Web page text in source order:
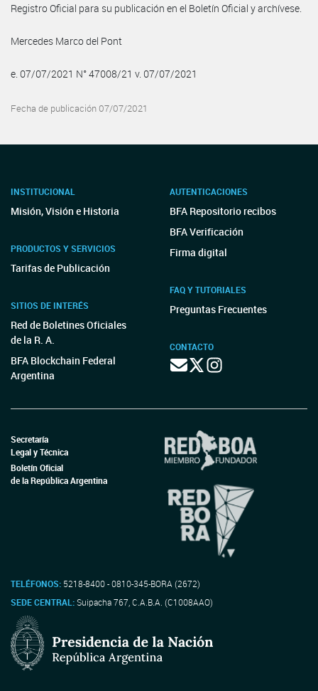
Registro Oficial para su publicación en el Boletín Oficial y archívese.
Mercedes Marco del Pont
e. 07/07/2021 N° 47008/21 v. 07/07/2021
Fecha de publicación 07/07/2021
INSTITUCIONAL
Misión, Visión e Historia
PRODUCTOS Y SERVICIOS
Tarifas de Publicación
SITIOS DE INTERÉS
Red de Boletines Oficiales
de la R. A.
BFA Blockchain Federal
Argentina
AUTENTICACIONES
BFA Repositorio recibos
BFA Verificación
Firma digital
FAQ Y TUTORIALES
Preguntas Frecuentes
CONTACTO
Secretaría
Legal y Técnica
Boletín Oficial
de la República Argentina
TELÉFONOS: 5218-8400 - 0810-345-BORA (2672)
SEDE CENTRAL:Suipacha 767, C.A.B.A. (C1008AAO)